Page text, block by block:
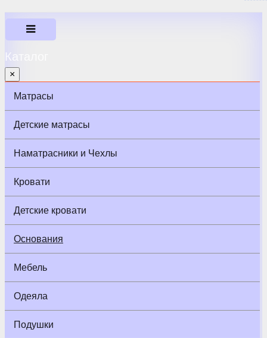
Каталог
×
Матрасы
Детские матрасы
Наматрасники и Чехлы
Кровати
Детские кровати
Основания
Мебель
Одеяла
Подушки